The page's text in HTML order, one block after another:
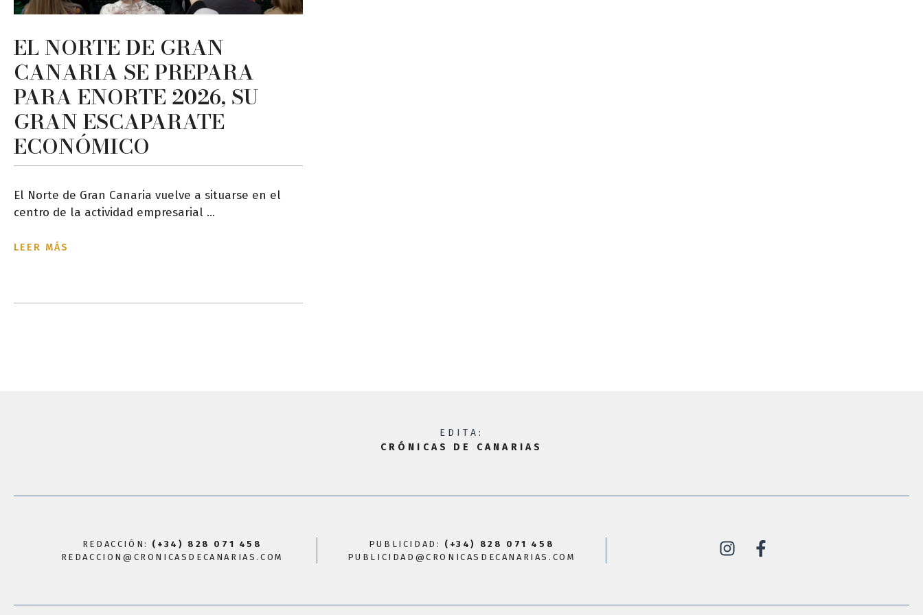
EL NORTE DE GRAN
CANARIA SE PREPARA
PARA ENORTE 2026, SU
GRAN ESCAPARATE
ECONÓMICO
El Norte de Gran Canaria vuelve a situarse en el
centro de la actividad empresarial ...
LEER MÁS
EDITA:
CRÓNICAS DE CANARIAS
REDACCIÓN: (+34) 828 071 458
REDACCION@CRONICASDECANARIAS.COM
PUBLICIDAD: (+34) 828 071 458
PUBLICIDAD@CRONICASDECANARIAS.COM